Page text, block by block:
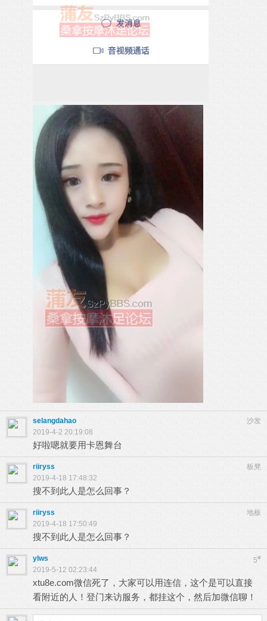
沙发
selangdahao
2019-4-2 20:19:08
好啦嗯就要用卡恩舞台
板凳
riiryss
2019-4-18 17:48:32
搜不到此人是怎么回事？
地板
riiryss
2019-4-18 17:50:49
搜不到此人是怎么回事？
5#
ylws
2019-5-12 02:23:44
xtu8e.com微信死了，大家可以用连信，这个是可以直接
看附近的人！登门来访服务，都挂这个，然后加微信聊！